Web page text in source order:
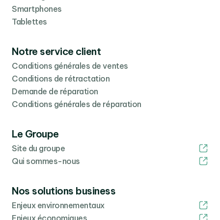
Disponible engris sidéral
ciel, l’iPad Air est une tablette polyvalente qui s’adapte
Smartphones
Tablettes
Notre service client
Conditions générales de ventes
Conditions de rétractation
Demande de réparation
Conditions générales de réparation
Le Groupe
Site du groupe
Qui sommes-nous
Nos solutions business
Enjeux environnementaux
Enjeux économiques